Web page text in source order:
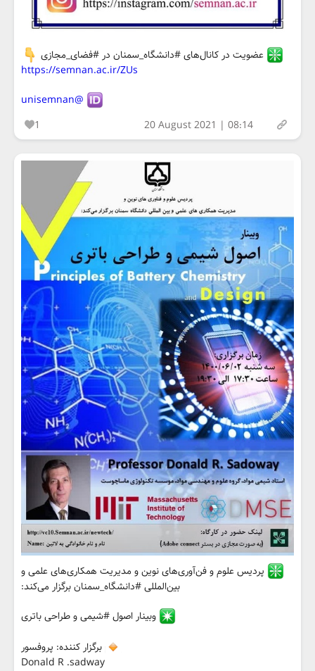
عضویت در کانال‌های #دانشگاه_سمنان در #فضای_مجازی
https://semnan.ac.ir/ZUs
@unisemnan
1
20 August 2021 | 08:14
پردیس علوم و فن‌آوری‌های نوین و مدیریت همکاری‌های علمی و
بین‌المللی #دانشگاه_سمنان برگزار می‌کند:
وبینار اصول #شیمی و طراحی باتری
برگزار کننده: پروفسور
Donald R .sadway